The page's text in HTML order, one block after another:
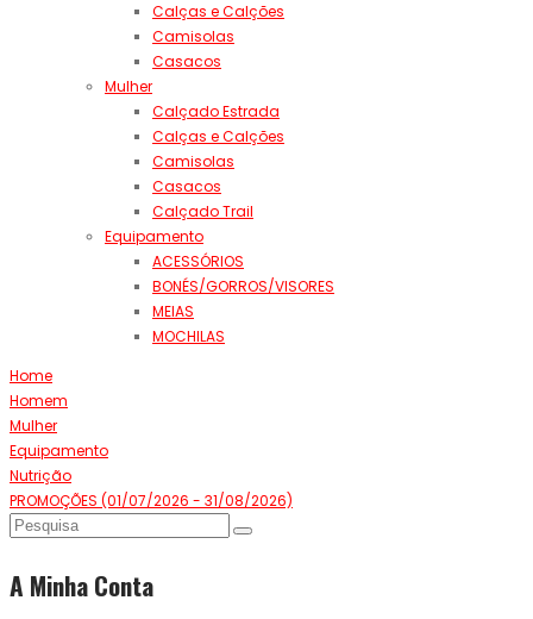
Calças e Calções
Camisolas
Casacos
Mulher
Calçado Estrada
Calças e Calções
Camisolas
Casacos
Calçado Trail
Equipamento
ACESSÓRIOS
BONÉS/GORROS/VISORES
MEIAS
MOCHILAS
Home
Homem
Mulher
Equipamento
Nutrição
PROMOÇÕES (01/07/2026 - 31/08/2026)
A Minha Conta